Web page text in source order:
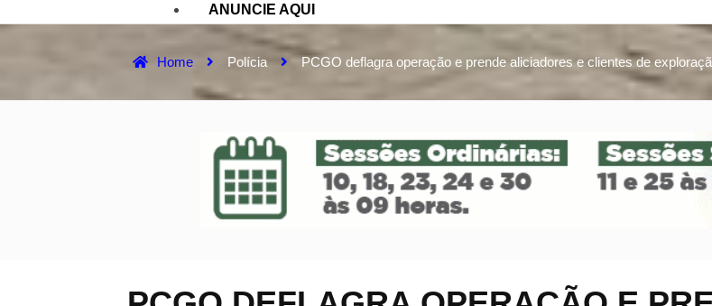
ANUNCIE AQUI
Home Polícia PCGO deflagra operação e prende aliciadores e clientes de